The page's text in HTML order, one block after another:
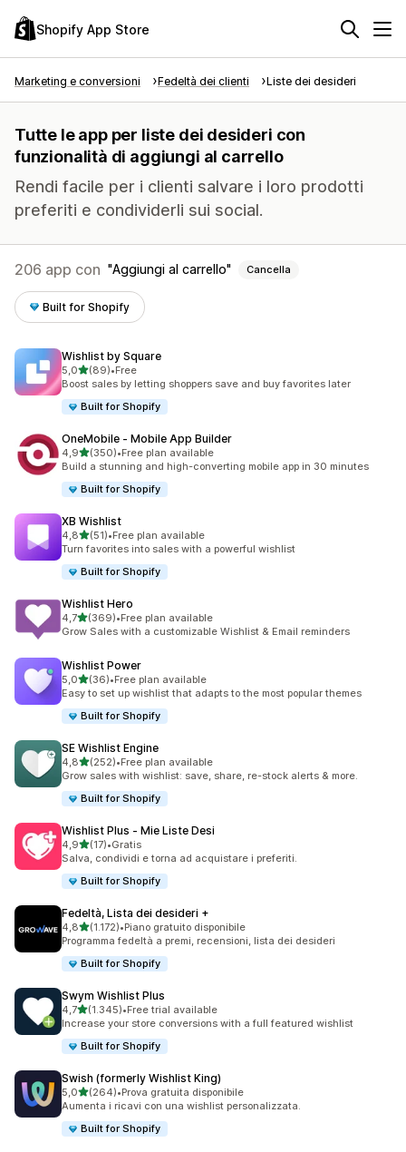
Shopify App Store
Marketing e conversioni Fedeltà dei clienti Liste dei desideri
Tutte le app per liste dei desideri con
funzionalità di aggiungi al carrello
Rendi facile per i clienti salvare i loro prodotti
preferiti e condividerli sui social.
206 app con Aggiungi al carrello Cancella
Built for Shopify
Wishlist by Square
5,0stelle su 5
(89)
89 recensioni totali
•Free
Boost sales by letting shoppers save and buy favorites later
Built for Shopify
OneMobile ‑ Mobile App Builder
4,9stelle su 5
(350)
350 recensioni totali
•Free plan available
Build a stunning and high-converting mobile app in 30 minutes
Built for Shopify
XB Wishlist
4,8stelle su 5
(51)
51 recensioni totali
•Free plan available
Turn favorites into sales with a powerful wishlist
Built for Shopify
Wishlist Hero
4,7stelle su 5
(369)
369 recensioni totali
•Free plan available
Grow Sales with a customizable Wishlist & Email reminders
Wishlist Power
5,0stelle su 5
(36)
36 recensioni totali
•Free plan available
Easy to set up wishlist that adapts to the most popular themes
Built for Shopify
SE Wishlist Engine
4,8stelle su 5
(252)
252 recensioni totali
•Free plan available
Grow sales with wishlist: save, share, re-stock alerts & more.
Built for Shopify
Wishlist Plus ‑ Mie Liste Desi
4,9stelle su 5
(17)
17 recensioni totali
•Gratis
Salva, condividi e torna ad acquistare i preferiti.
Built for Shopify
Fedeltà, Lista dei desideri +
4,8stelle su 5
(1.172)
1172 recensioni totali
•Piano gratuito disponibile
Programma fedeltà a premi, recensioni, lista dei desideri
Built for Shopify
Swym Wishlist Plus
4,7stelle su 5
(1.345)
1345 recensioni totali
•Free trial available
Increase your store conversions with a full featured wishlist
Built for Shopify
Swish (formerly Wishlist King)
5,0stelle su 5
(264)
264 recensioni totali
•Prova gratuita disponibile
Aumenta i ricavi con una wishlist personalizzata.
Built for Shopify